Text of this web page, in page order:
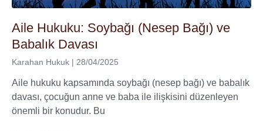
Aile Hukuku: Soybağı (Nesep Bağı) ve
Babalık Davası
Karahan Hukuk 28/04/2025
Aile hukuku kapsamında soybağı (nesep bağı) ve babalık
davası, çocuğun anne ve baba ile ilişkisini düzenleyen
önemli bir konudur. Bu